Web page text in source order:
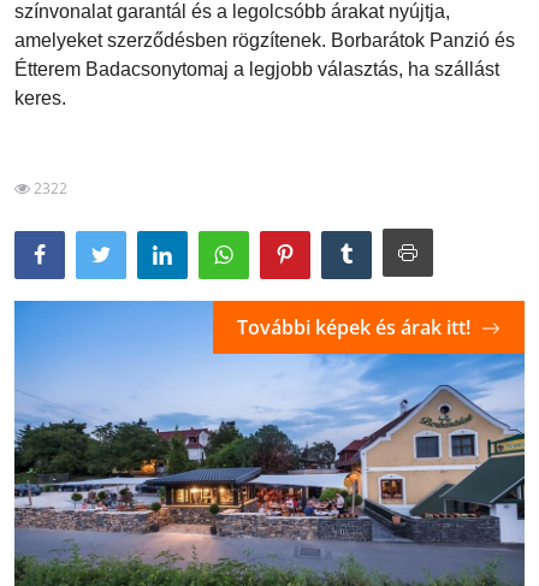
Szállások Hajdúszoboszlón
Blog
színvonalat garantál és a legolcsóbb árakat nyújtja,
amelyeket szerződésben rögzítenek. Borbarátok Panzió és
Étterem Badacsonytomaj a legjobb választás, ha szállást
keres.
2322
További képek és árak itt!